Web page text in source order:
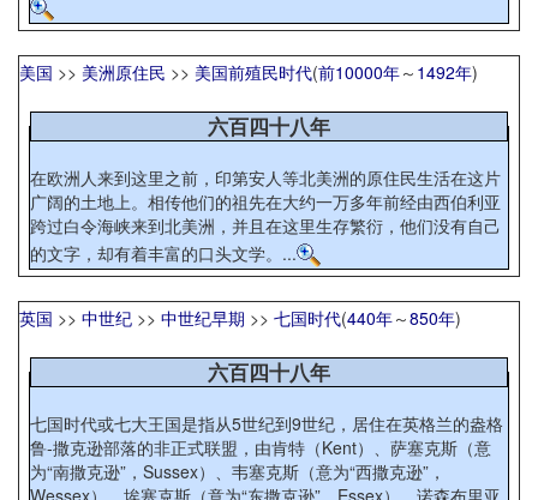
美国 >> 美洲原住民 >> 美国前殖民时代(前10000年～ 1492年)
六百四十八年
在欧洲人来到这里之前，印第安人等北美洲的原住民生活在这片
广阔的土地上。相传他们的祖先在大约一万多年前经由西伯利亚
跨过白令海峡来到北美洲，并且在这里生存繁衍，他们没有自己
的文字，却有着丰富的口头文学。...
英国 >> 中世纪 >> 中世纪早期 >> 七国时代(440年～850年)
六百四十八年
七国时代或七大王国是指从5世纪到9世纪，居住在英格兰的盎格
鲁-撒克逊部落的非正式联盟，由肯特（Kent）、萨塞克斯（意
为“南撒克逊”，Sussex）、韦塞克斯（意为“西撒克逊”，
Wessex）、埃塞克斯（意为“东撒克逊”，Essex）、诺森布里亚